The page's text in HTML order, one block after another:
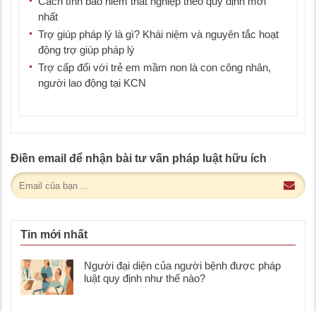
nhất
Trợ giúp pháp lý là gì? Khái niệm và nguyên tắc hoạt
động trợ giúp pháp lý
Trợ cấp đối với trẻ em mầm non là con công nhân,
người lao động tại KCN
Điền email để nhận bài tư vấn pháp luật hữu ích
Tin mới nhất
Người đại diện của người bệnh được pháp
luật quy định như thế nào?